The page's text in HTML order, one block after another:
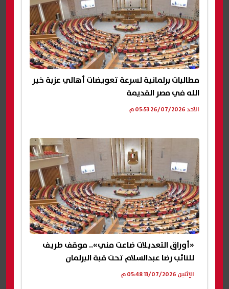
مطالبات برلمانية لسرعة تعويضات أهالي عزبة خير
الله في مصر القديمة
الأحد 26/07/2026 05:53 م
«أوراق التعديلات ضاعت مني».. موقف طريف
للنائب رضا عبدالسلام تحت قبة البرلمان
الإثنين 13/07/2026 05:48 م